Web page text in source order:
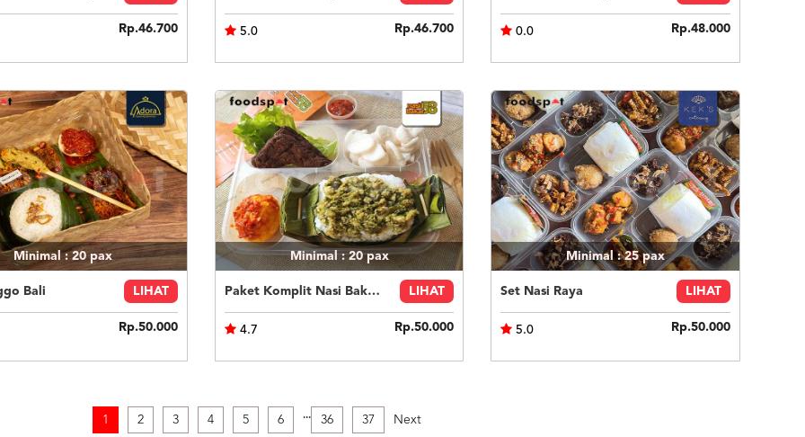
Rp.46.700 5.0 Rp.46.700 0.0 Rp.48.000
Minimal : 20pax
Bali LIHAT
Rp.50.000
Minimal : 20pax
Paket Komplit Nasi Bakar Ayam Cabe Ijo LIHAT
4.7 Rp.50.000
Minimal : 25pax
Set Nasi Raya LIHAT
5.0 Rp.50.000
1 2 3 4 5 6 ... 36 37 Next